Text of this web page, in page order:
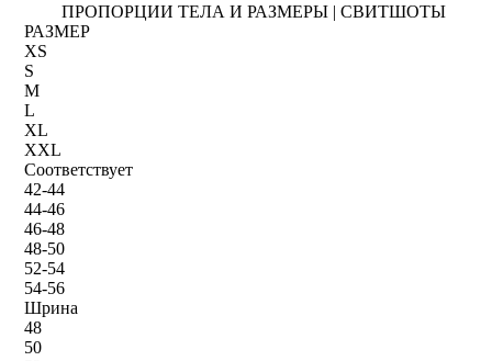
ПРОПОРЦИИ ТЕЛА И РАЗМЕРЫ | СВИТШОТЫ
РАЗМЕР
XS
S
M
L
XL
XXL
Соответствует
42-44
44-46
46-48
48-50
52-54
54-56
Шрина
48
50